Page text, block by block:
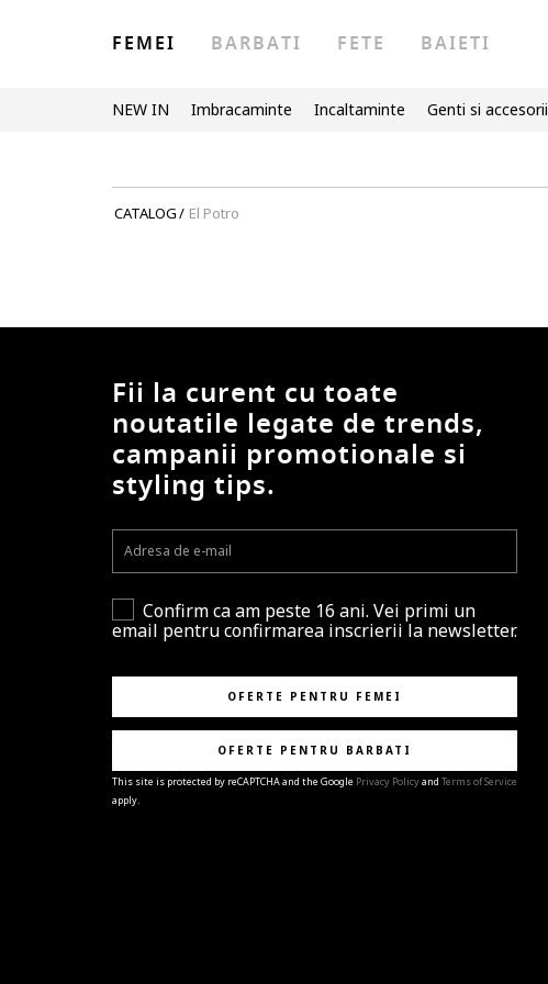
FEMEI BARBATI FETE BAIETI
NEW IN Imbracaminte Incaltaminte Genti si accesorii
CATALOG/ El Potro
Fii la curent cu toate
noutatile legate de trends,
campanii promotionale si
styling tips.
Confirm ca am peste 16 ani. Vei primi un
email pentru confirmarea inscrierii la newsletter.
OFERTE PENTRU FEMEI
OFERTE PENTRU BARBATI
This site is protected by reCAPTCHA and the Google Privacy Policyand Terms of Service
apply.